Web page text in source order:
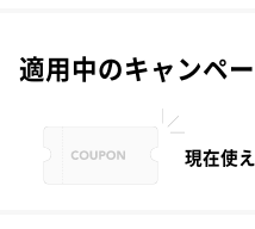
適用中のキャンペ
現在使